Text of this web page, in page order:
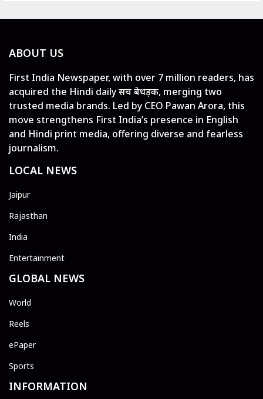
ABOUT US
First India Newspaper, with over 7 million readers, has
acquired the Hindi daily सच बेधड़क, merging two
trusted media brands. Led by CEO Pawan Arora, this
move strengthens First India’s presence in English
and Hindi print media, offering diverse and fearless
journalism.
LOCAL NEWS
Jaipur
Rajasthan
India
Entertainment
GLOBAL NEWS
World
Reels
ePaper
Sports
INFORMATION